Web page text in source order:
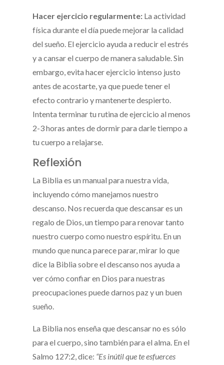
Hacer ejercicio regularmente:La actividad
física durante el día puede mejorar la calidad
del sueño. El ejercicio ayuda a reducir el estrés
y a cansar el cuerpo de manera saludable. Sin
embargo, evita hacer ejercicio intenso justo
antes de acostarte, ya que puede tener el
efecto contrario y mantenerte despierto.
Intenta terminar tu rutina de ejercicio al menos
2-3 horas antes de dormir para darle tiempo a
tu cuerpo a relajarse.
Reflexión
La Biblia es un manual para nuestra vida,
incluyendo cómo manejamos nuestro
descanso. Nos recuerda que descansar es un
regalo de Dios, un tiempo para renovar tanto
nuestro cuerpo como nuestro espíritu. En un
mundo que nunca parece parar, mirar lo que
dice la Biblia sobre el descanso nos ayuda a
ver cómo confiar en Dios para nuestras
preocupaciones puede darnos paz y un buen
sueño.
La Biblia nos enseña que descansar no es sólo
para el cuerpo, sino también para el alma. En el
Salmo 127:2, dice: “Es inútil que te esfuerces